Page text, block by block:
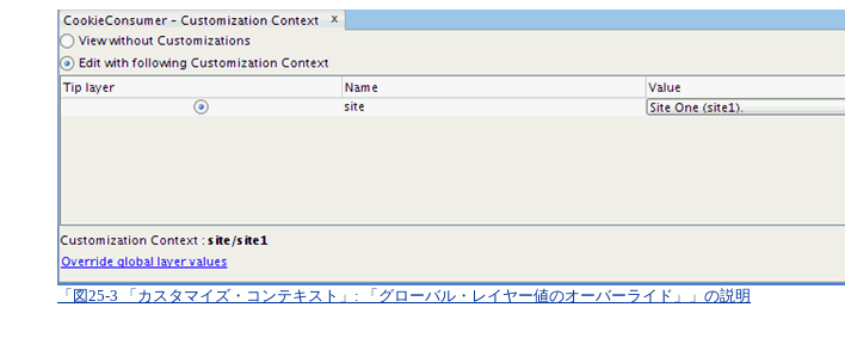
「図25-3 「カスタマイズ・コンテキスト」: 「グローバル・レイヤー値のオーバーライド」」の説明